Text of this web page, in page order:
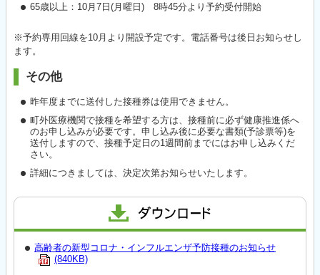
65歳以上：10月7日(月曜日) 8時45分より予約受付開始
※予約専用回線を10月より開設予定です。電話番号は後日お知らせし
ます。
その他
昨年度までに送付した接種券は使用できません。
町外医療機関で接種を希望する方は、接種前に必ず健康推進係へ
のお申し込みが必要です。申し込み後に必要な書類(予診票等)を
送付しますので、接種予定日の1週間前までにはお申し込みくだ
さい。
詳細につきましては、決定次第お知らせいたします。
高齢者の新型コロナ・インフルエンザ予防接種のお知らせ
(840KB)